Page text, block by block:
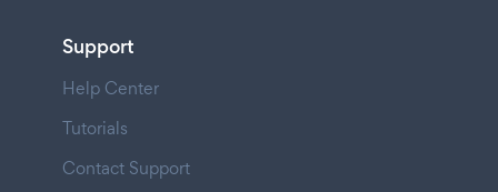
Support
Help Center
Tutorials
Contact Support